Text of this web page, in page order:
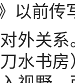
以前传
关系
水书